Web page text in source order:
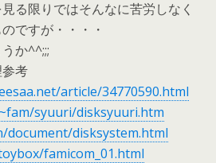
る限りではそんなに苦労しなく
ですが・・・・
か^^;;;
考
article/34770590.html
syuuri/disksyuuri.htm
disksystem.html
famicom_01.html